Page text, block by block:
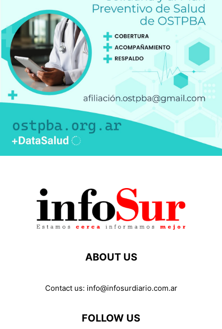
ABOUT US
Contact us: info@infosurdiario.com.ar
FOLLOW US